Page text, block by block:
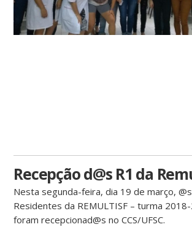
Recepção d@s R1 da
Nesta segunda-feira, dia 19 de março, @s
Residentes da REMULTISF – turma
foram recepcionad@s no CCS/UFSC.